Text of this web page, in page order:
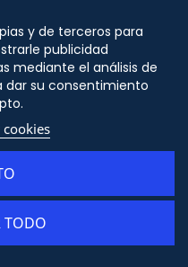
CARRITO
y de terceros para
publicidad
mediante el análisis de
dar su consentimiento
cookies
TODO
en